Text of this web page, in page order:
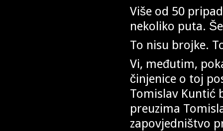
Više od 50
nekoliko puta.
To nisu brojke.
Vi, međutim,
činjenice o toj
Tomislav Kuntić
preuzima
zapovjedništvo